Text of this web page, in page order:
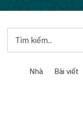
kiếm
navigation
Nhà Bài viết